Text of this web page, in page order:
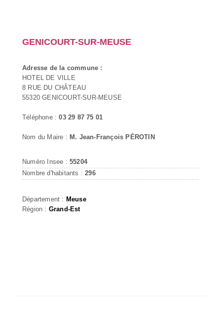
GENICOURT-SUR-MEUSE
Adresse de la commune :
HOTEL DE VILLE
8 RUE DU CHÂTEAU
55320 GENICOURT-SUR-MEUSE
Téléphone :03 29 87 75 01
Nom du Maire : M. Jean-François PÉROTIN
Numéro Insee : 55204
Nombre d'habitants :296
Département : Meuse
Région : Grand-Est